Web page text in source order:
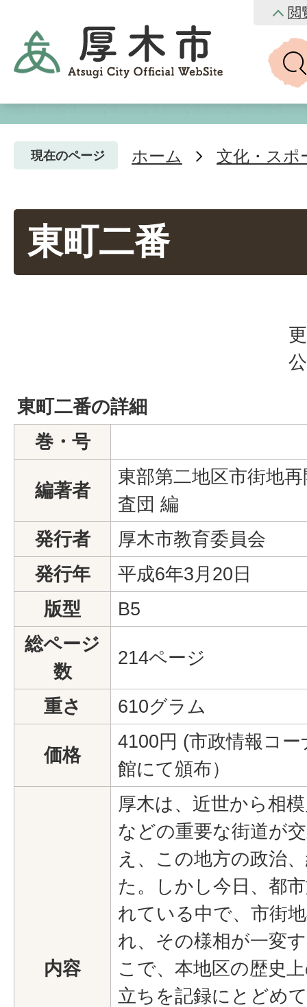
閲
現在のページ ホーム 文化・スポ
東町二番
東町二番の詳細
巻・号
編著者
東部第二地区市街地
査団 編
発行者
厚木市教育委員会
発行年
平成6年3月20日
版型
B5
総ページ
数
214ページ
重さ 610グラム
価格
4100円 (市政情報コ
館にて頒布）
内容
厚木は、近世から相
などの重要な街道が
え、この地方の政治
た。しかし今日、都
れている中で、市街
れ、その様相が一変
こで、本地区の歴史
立ちを記録にとどめ